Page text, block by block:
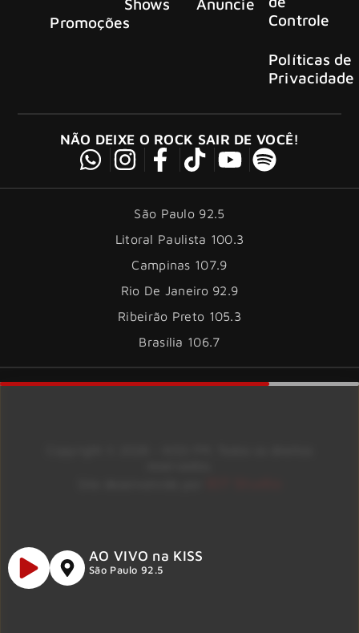
Promoções
Controle
Políticas de
Privacidade
NÃO DEIXE O ROCK SAIR DE VOCÊ!
São Paulo 92.5
Litoral Paulista 100.3
Campinas 107.9
Rio De Janeiro 92.9
Ribeirão Preto 105.3
Brasília 106.7
AO VIVO na KISS
São Paulo 92.5